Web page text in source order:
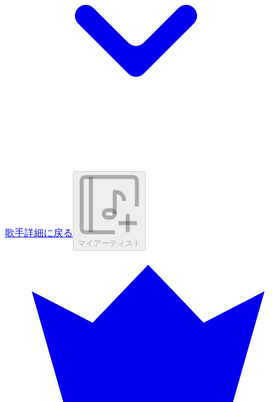
歌手詳細に戻る
マイアーティスト